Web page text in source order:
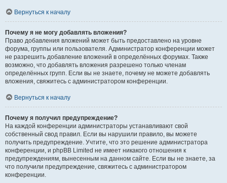
Вернуться к началу
Почему я не могу добавлять вложения?
Право добавления вложений может быть предоставлено на уровне
форума, группы или пользователя. Администратор конференции может
не разрешить добавление вложений в определённых форумах. Также
возможно, что добавлять вложения разрешено только членам
определённых групп. Если вы не знаете, почему не можете добавлять
вложения, свяжитесь с администратором конференции.
Вернуться к началу
Почему я получил предупреждение?
На каждой конференции администраторы устанавливают свой
собственный свод правил. Если вы нарушили правило, вы можете
получить предупреждение. Учтите, что это решение администратора
конференции, и phpBB Limited не имеет никакого отношения к
предупреждениям, вынесенным на данном сайте. Если вы не знаете, за
что получили предупреждение, свяжитесь с администратором
конференции.